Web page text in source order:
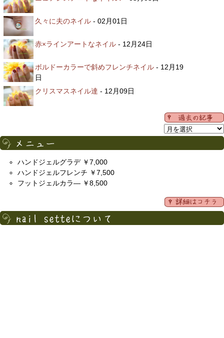
久々に夫のネイル - 02月01日
赤×ラインアートなネイル - 12月24日
ボルドーカラーで斜めフレンチネイル - 12月19
日
クリスマスネイル達 - 12月09日
ハンドジェルグラデ ￥7,000
ハンドジェルフレンチ ￥7,500
フットジェルカラ― ￥8,500